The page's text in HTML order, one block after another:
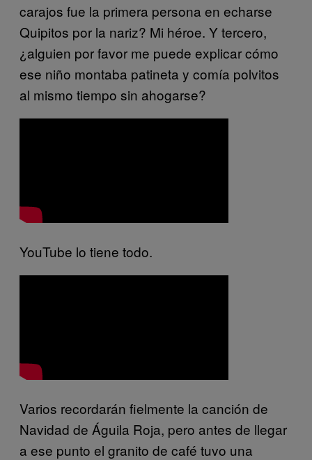
carajos fue la primera persona en echarse
Quipitos por la nariz? Mi héroe. Y tercero,
¿alguien por favor me puede explicar cómo
ese niño montaba patineta y comía polvitos
al mismo tiempo sin ahogarse?
YouTube lo tiene todo.
Varios recordarán fielmente la canción de
Navidad de Águila Roja, pero antes de llegar
a ese punto el granito de café tuvo una